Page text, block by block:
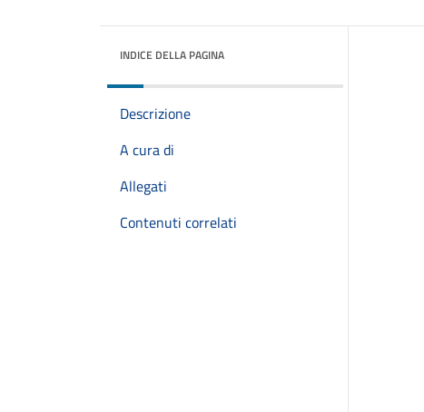
INDICE DELLA PAGINA
Descrizione
A cura di
Allegati
Contenuti correlati